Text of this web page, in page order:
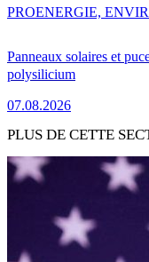
Panneaux solaires et
polysilicium
07.08.2026
PROENERGIE,
PLUS DE CETTE